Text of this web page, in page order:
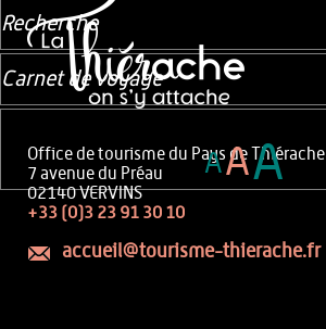
Office de tourisme du Pays de Thiérache
7 avenue du Préau
02140 VERVINS
+33 (0)3 23 91 30 10
accueil@tourisme-thierache.fr
Recherche
Carnet de voyage
AAA